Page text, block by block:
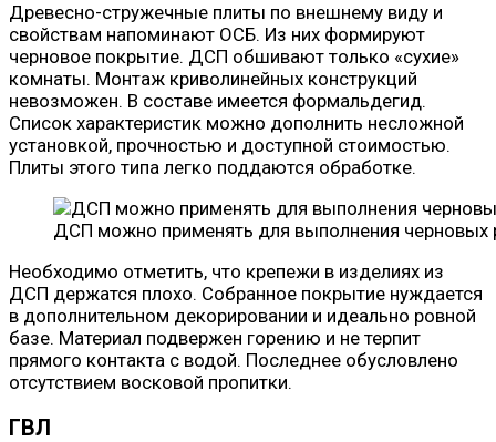
Древесно-стружечные плиты по внешнему виду и
свойствам напоминают ОСБ. Из них формируют
черновое покрытие. ДСП обшивают только «сухие»
комнаты. Монтаж криволинейных конструкций
невозможен. В составе имеется формальдегид.
Список характеристик можно дополнить несложной
установкой, прочностью и доступной стоимостью.
Плиты этого типа легко поддаются обработке.
ДСП можно применять для выполнения черновых
Необходимо отметить, что крепежи в изделиях из
ДСП держатся плохо. Собранное покрытие нуждается
в дополнительном декорировании и идеально ровной
базе. Материал подвержен горению и не терпит
прямого контакта с водой. Последнее обусловлено
отсутствием восковой пропитки.
ГВЛ